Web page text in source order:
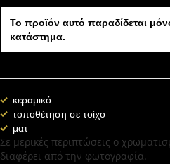
Το προϊόν αυτό παραδίδεται
κατάστημα.
κεραμικό
τοποθέτηση σε τοίχο
ματ
Σε μερικές περιπτώσεις ο
διαφέρει από την φωτογραφία.